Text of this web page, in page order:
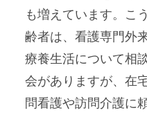
も増えています。こ
齢者は、看護専門外
療養生活について相
会がありますが、在
問看護や訪問介護に